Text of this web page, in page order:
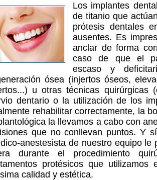
Los implantes
de titanio que
prótesis dentales
ausentes. Es
anclar de forma
caso de que el
escaso y
ósea (injertos óseos,
u otras técnicas quirúrgicas
dentario o la utilización de los
rehabilitar correctamente, la
la llevamos a cabo con
que no conllevan puntos. Y
anestesista de nuestro equipo le
durante el procedimiento
protésicos que
calidad y estética.